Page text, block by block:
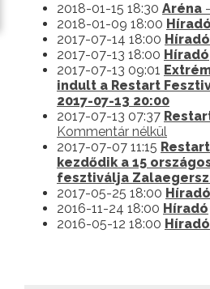
2018-01-15 18:30 Aréna
2018-01-09 18:00 Híradó
2017-07-14 18:00 Híradó
2017-07-13 18:00 Híradó
2017-07-13 09:01
indult a Restart
2017-07-13 20:00
2017-07-13 07:37
Kommentár nélkül
2017-07-07 11:15
kezdődik a 15
fesztiválja
2017-05-25 18:00 Híradó
2016-11-24 18:00 Híradó
2016-05-12 18:00 Híradó